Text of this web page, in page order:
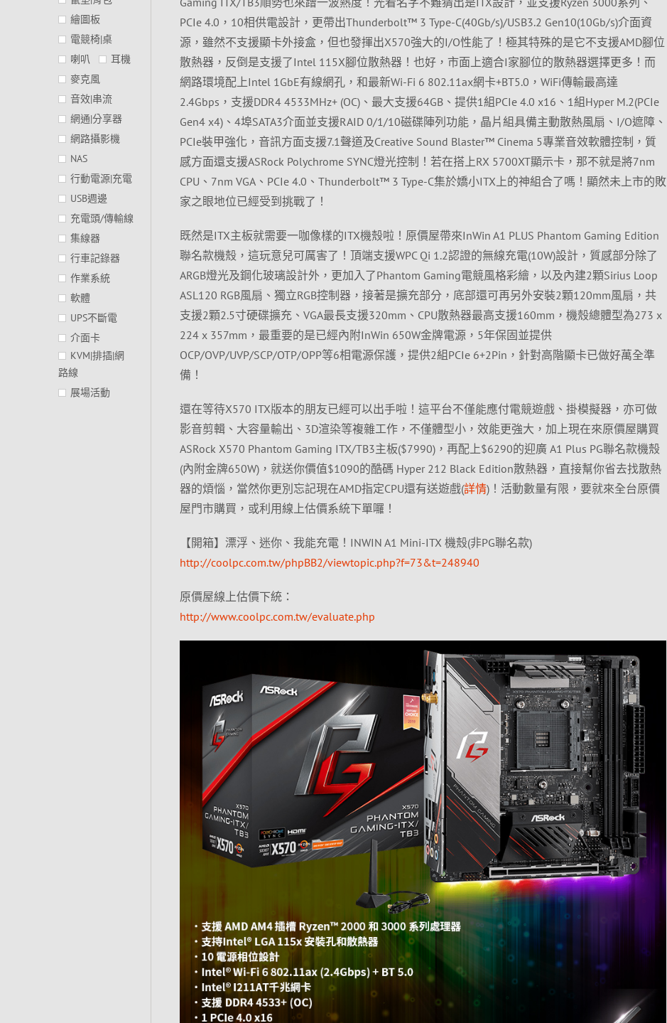
PCIe 4.0，10相供電設計，更帶出Thunderbolt™ 3 Type-C(40Gb/s)/USB3.2 Gen10(10Gb/s)介面資
源，雖然不支援顯卡外接盒，但也發揮出X570強大的I/O性能了！極其特殊的是它不支援AMD腳位
散熱器，反倒是支援了Intel 115X腳位散熱器！也好，市面上適合I家腳位的散熱器選擇更多！而
網路環境配上Intel 1GbE有線網孔，和最新Wi-Fi 6 802.11ax網卡+BT5.0，WiFi傳輸最高達
2.4Gbps，支援DDR4 4533MHz+ (OC)、最大支援64GB、提供1組PCIe 4.0 x16、1組Hyper M.2(PCIe
Gen4 x4)、4埠SATA3介面並支援RAID 0/1/10磁碟陣列功能，晶片組具備主動散熱風扇、I/O遮障、
PCIe裝甲強化，音訊方面支援7.1聲道及Creative Sound Blaster™ Cinema 5專業音效軟體控制，質
感方面還支援ASRock Polychrome SYNC燈光控制！若在搭上RX 5700XT顯示卡，那不就是將7nm
CPU、7nm VGA、PCIe 4.0、Thunderbolt™ 3 Type-C集於嬌小ITX上的神組合了嗎！顯然未上市的敗
家之眼地位已經受到挑戰了！
既然是ITX主板就需要一咖像樣的ITX機殼啦！原價屋帶來InWin A1 PLUS Phantom Gaming Edition
聯名款機殼，這玩意兒可厲害了！頂端支援WPC Qi 1.2認證的無線充電(10W)設計，質感部分除了
ARGB燈光及鋼化玻璃設計外，更加入了Phantom Gaming電競風格彩繪，以及內建2顆Sirius Loop
ASL120 RGB風扇、獨立RGB控制器，接著是擴充部分，底部還可再另外安裝2顆120mm風扇，共
支援2顆2.5寸硬碟擴充、VGA最長支援320mm、CPU散熱器最高支援160mm，機殼總體型為273 x
224 x 357mm，最重要的是已經內附InWin 650W金牌電源，5年保固並提供
OCP/OVP/UVP/SCP/OTP/OPP等6相電源保護，提供2組PCIe 6+2Pin，針對高階顯卡已做好萬全準
備！
還在等待X570 ITX版本的朋友已經可以出手啦！這平台不僅能應付電競遊戲、掛模擬器，亦可做
影音剪輯、大容量輸出、3D渲染等複雜工作，不僅體型小，效能更強大，加上現在來原價屋購買
ASRock X570 Phantom Gaming ITX/TB3主板($7990)，再配上$6290的迎廣 A1 Plus PG聯名款機殼
(內附金牌650W)，就送你價值$1090的酷碼 Hyper 212 Black Edition散熱器，直接幫你省去找散熱
器的煩惱，當然你更別忘記現在AMD指定CPU還有送遊戲(詳情)！活動數量有限，要就來全台原價
屋門市購買，或利用線上估價系統下單囉！
【開箱】漂浮、迷你、我能充電！INWIN A1 Mini-ITX 機殼(非PG聯名款)
http://coolpc.com.tw/phpBB2/viewtopic.php?f=73&t=248940
原價屋線上估價下統：
http://www.coolpc.com.tw/evaluate.php
繪圖板
電競椅|桌
喇叭
耳機
麥克風
音效|串流
網通|分享器
網路攝影機
NAS
行動電源|充電
USB週邊
充電頭/傳輸線
集線器
行車記錄器
作業系統
軟體
UPS不斷電
介面卡
KVM|排插|網
路線
展場活動